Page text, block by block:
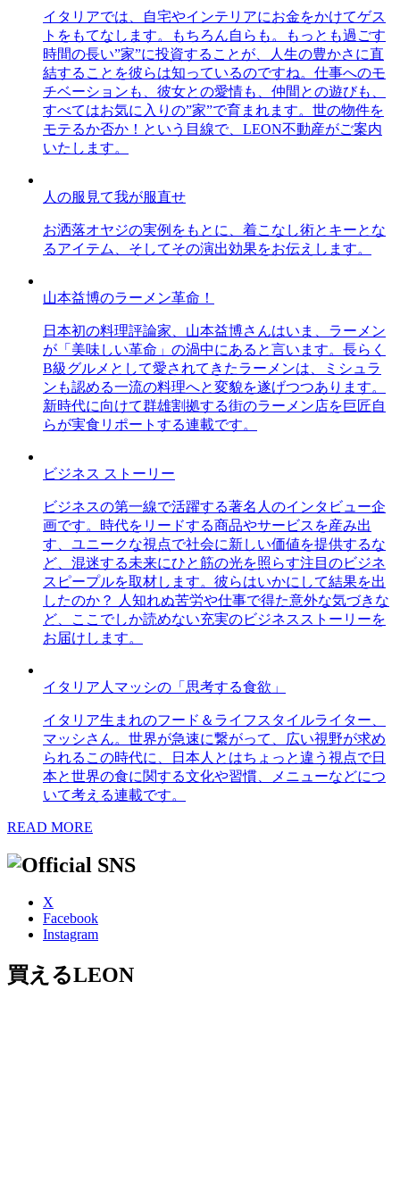
イタリアでは、自宅やインテリアにお金をかけてゲス
トをもてなします。もちろん自らも。もっとも過ごす
時間の長い”家”に投資することが、人生の豊かさに直
結することを彼らは知っているのですね。仕事へのモ
チベーションも、彼女との愛情も、仲間との遊びも、
すべてはお気に入りの”家”で育まれます。世の物件を
モテるか否か！という目線で、LEON不動産がご案内
いたします。
人の服見て我が服直せ
お洒落オヤジの実例をもとに、着こなし術とキーとな
るアイテム、そしてその演出効果をお伝えします。
山本益博のラーメン革命！
日本初の料理評論家、山本益博さんはいま、ラーメン
が「美味しい革命」の渦中にあると言います。長らく
B級グルメとして愛されてきたラーメンは、ミシュラ
ンも認める一流の料理へと変貌を遂げつつあります。
新時代に向けて群雄割拠する街のラーメン店を巨匠自
らが実食リポートする連載です。
ビジネス ストーリー
ビジネスの第一線で活躍する著名人のインタビュー企
画です。時代をリードする商品やサービスを産み出
す、ユニークな視点で社会に新しい価値を提供するな
ど、混迷する未来にひと筋の光を照らす注目のビジネ
スピープルを取材します。彼らはいかにして結果を出
したのか？ 人知れぬ苦労や仕事で得た意外な気づきな
ど、ここでしか読めない充実のビジネスストーリーを
お届けします。
イタリア人マッシの「思考する食欲」
イタリア生まれのフード＆ライフスタイルライター、
マッシさん。世界が急速に繋がって、広い視野が求め
られるこの時代に、日本人とはちょっと違う視点で日
本と世界の食に関する文化や習慣、メニューなどにつ
いて考える連載です。
READ MORE
X
Facebook
Instagram
買えるLEON